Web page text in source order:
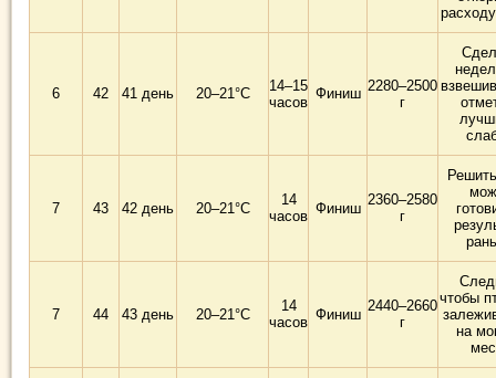
6 42 41 день 20–21°C
14–15
часов
Финиш 2280–2500
г
7 43 42 день 20–21°C
14
часов Финиш
2360–2580
г
7 44 43 день 20–21°C
14
часов Финиш
2440–2660
г
чтобы
на